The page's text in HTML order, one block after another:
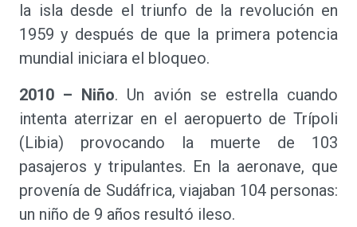
la isla desde el triunfo de la revolución en
1959 y después de que la primera potencia
mundial iniciara el bloqueo.
2010 – Niño. Un avión se estrella cuando
intenta aterrizar en el aeropuerto de Trípoli
(Libia) provocando la muerte de 103
pasajeros y tripulantes. En la aeronave, que
provenía de Sudáfrica, viajaban 104 personas:
un niño de 9 años resultó ileso.